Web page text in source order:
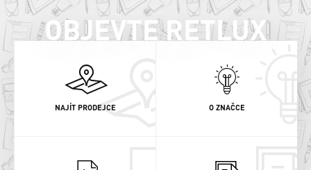
OBJEVTE RETLUX
NAJÍT PRODEJCE O ZNAČCE